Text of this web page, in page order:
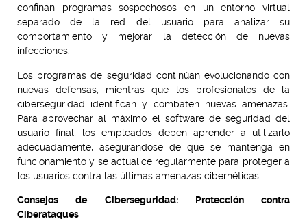
confinan programas sospechosos en un entorno virtual
separado de la red del usuario para analizar su
comportamiento y mejorar la detección de nuevas
infecciones.
Los programas de seguridad continúan evolucionando con
nuevas defensas, mientras que los profesionales de la
ciberseguridad identifican y combaten nuevas amenazas.
Para aprovechar al máximo el software de seguridad del
usuario final, los empleados deben aprender a utilizarlo
adecuadamente, asegurándose de que se mantenga en
funcionamiento y se actualice regularmente para proteger a
los usuarios contra las últimas amenazas cibernéticas.
Consejos de Ciberseguridad: Protección contra
Ciberataques